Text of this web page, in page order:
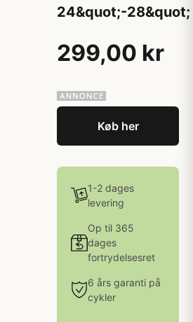
24&quot;-28&quot;
299,00 kr
Køb her
1-2 dages
levering
Op til 365
dages
fortrydelsesret
6 års garanti på
cykler